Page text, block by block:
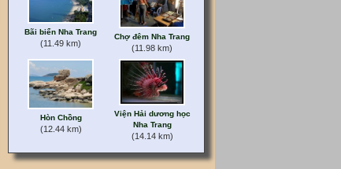
Bãi biển Nha Trang
(11.49 km)
Chợ đêm Nha Trang
(11.98 km)
Hòn Chồng
(12.44 km)
Viện Hải dương học
Nha Trang
(14.14 km)